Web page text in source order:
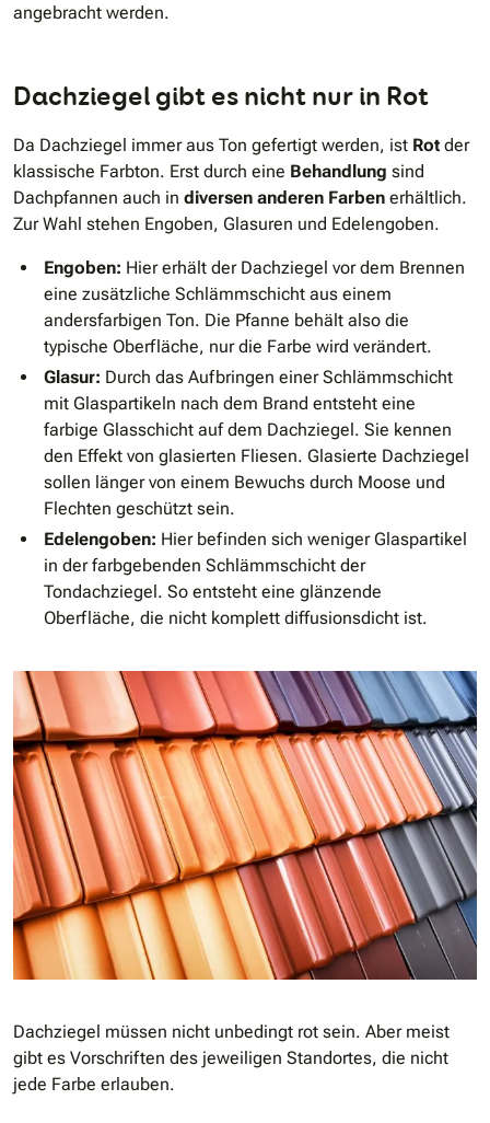
angebracht werden.
Dachziegel gibt es nicht nur in Rot
Da Dachziegel immer aus Ton gefertigt werden, ist Rot der
klassische Farbton. Erst durch eine Behandlung sind
Dachpfannen auch in diversen anderen Farben erhältlich.
Zur Wahl stehen Engoben, Glasuren und Edelengoben.
Engoben: Hier erhält der Dachziegel vor dem Brennen
eine zusätzliche Schlämmschicht aus einem
andersfarbigen Ton. Die Pfanne behält also die
typische Oberfläche, nur die Farbe wird verändert.
Glasur: Durch das Aufbringen einer Schlämmschicht
mit Glaspartikeln nach dem Brand entsteht eine
farbige Glasschicht auf dem Dachziegel. Sie kennen
den Effekt von glasierten Fliesen. Glasierte Dachziegel
sollen länger von einem Bewuchs durch Moose und
Flechten geschützt sein.
Edelengoben: Hier befinden sich weniger Glaspartikel
in der farbgebenden Schlämmschicht der
Tondachziegel. So entsteht eine glänzende
Oberfläche, die nicht komplett diffusionsdicht ist.
Dachziegel müssen nicht unbedingt rot sein. Aber meist
gibt es Vorschriften des jeweiligen Standortes, die nicht
jede Farbe erlauben.